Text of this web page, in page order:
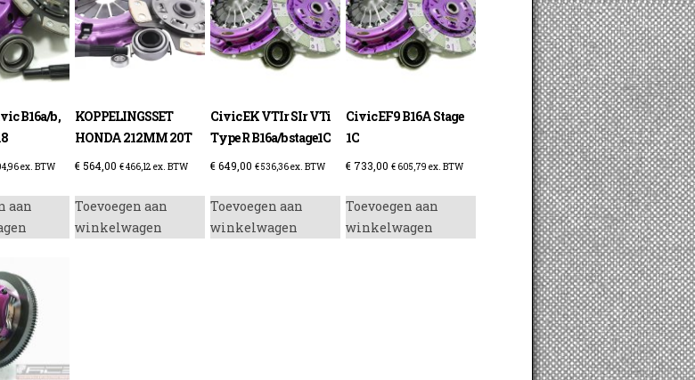
B16a/b ,
ex. BTW
aan
KOPPELINGSSET
HONDA 212MM 20T
€ 564,00 €466,12 ex. BTW
Toevoegen aan
winkelwagen
Civic EK VTIr SIr VTi
Type R B16a/b stage1C
€649,00 €536,36ex. BTW
Toevoegen aan
winkelwagen
Civic EF9 B16A Stage
1C
€733,00 €605,79 ex. BTW
Toevoegen aan
winkelwagen